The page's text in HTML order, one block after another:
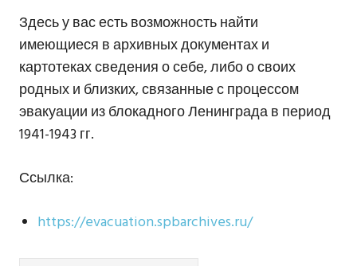
Здесь у вас есть возможность найти
имеющиеся в архивных документах и
картотеках сведения о себе, либо о своих
родных и близких, связанные с процессом
эвакуации из блокадного Ленинграда в период
1941-1943 гг.
Ссылка:
https://evacuation.spbarchives.ru/